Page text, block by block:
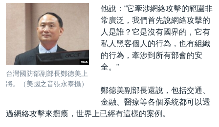
台灣國防部副部長鄭德美上
將。（美國之音張永泰攝）
他說：“它牽涉網絡攻擊的範圍非
常廣泛，我們首先說網絡攻擊的
人是誰？它是沒有國界的，它有
私人黑客個人的行為，也有組織
的行為，牽涉到所有部會的安
全。”
鄭德美副部長還說，包括交通、
金融、醫療等各個系統都可以透
過網絡攻擊來癱瘓，世界上已經有這樣的案例。